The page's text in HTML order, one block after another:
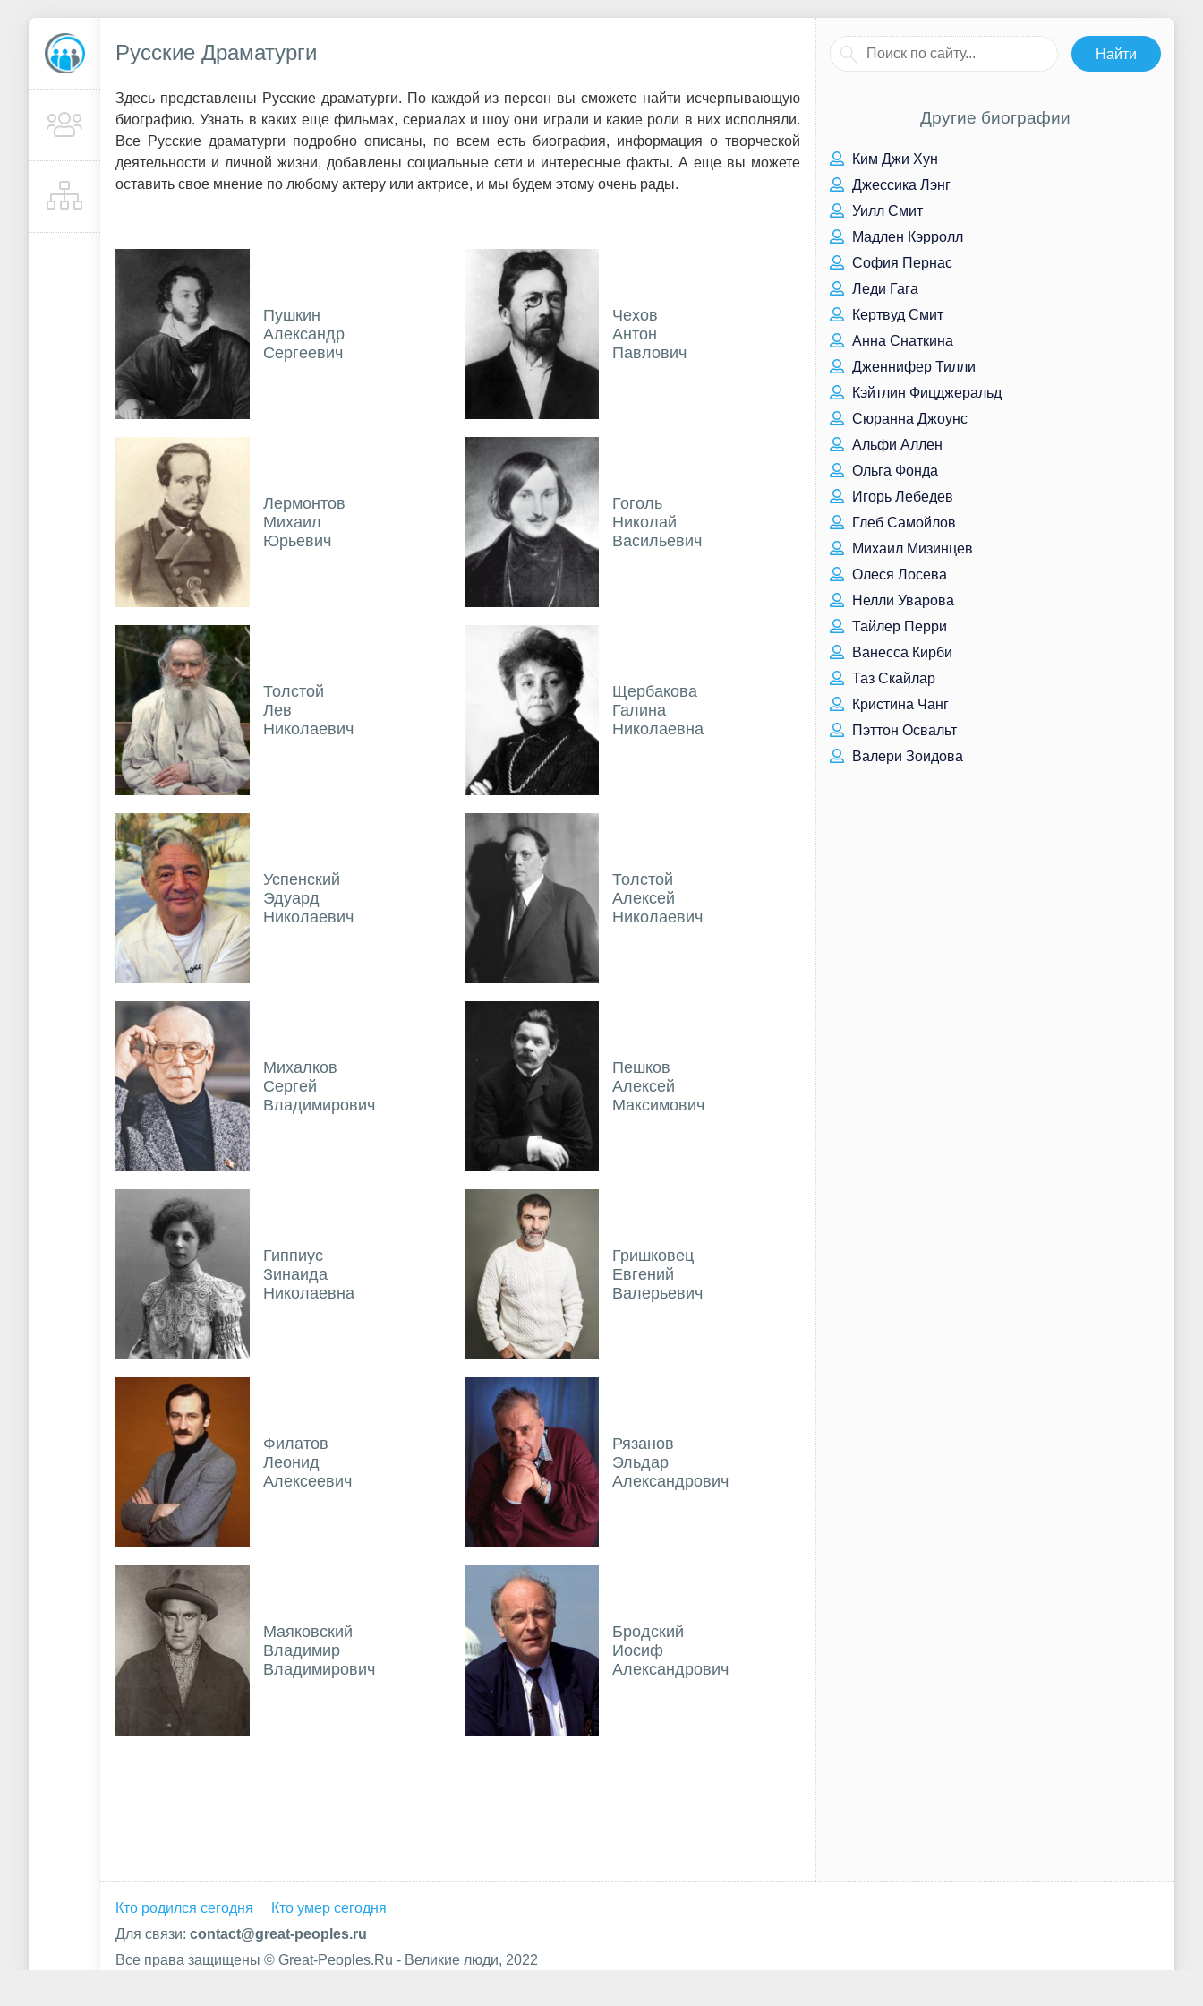
Русские Драматурги
Здесь представлены Русские драматурги. По каждой из персон вы сможете найти исчерпывающую
биографию. Узнать в каких еще фильмах, сериалах и шоу они играли и какие роли в них исполняли.
Все Русские драматурги подробно описаны, по всем есть биография, информация о творческой
деятельности и личной жизни, добавлены социальные сети и интересные факты. А еще вы можете
оставить свое мнение по любому актеру или актрисе, и мы будем этому очень рады.
Пушкин
Александр
Сергеевич
Чехов
Антон
Павлович
Лермонтов
Михаил
Юрьевич
Гоголь
Николай
Васильевич
Толстой
Лев
Николаевич
Щербакова
Галина
Николаевна
Успенский
Эдуард
Николаевич
Толстой
Алексей
Николаевич
Михалков
Сергей
Владимирович
Пешков
Алексей
Максимович
Гиппиус
Зинаида
Николаевна
Гришковец
Евгений
Валерьевич
Филатов
Леонид
Алексеевич
Рязанов
Эльдар
Александрович
Маяковский
Владимир
Владимирович
Бродский
Иосиф
Александрович
Другие биографии
Ким Джи Хун
Джессика Лэнг
Уилл Смит
Мадлен Кэрролл
София Пернас
Леди Гага
Кертвуд Смит
Анна Снаткина
Дженнифер Тилли
Кэйтлин Фицджеральд
Сюранна Джоунс
Альфи Аллен
Ольга Фонда
Игорь Лебедев
Глеб Самойлов
Михаил Мизинцев
Олеся Лосева
Нелли Уварова
Тайлер Перри
Ванесса Кирби
Таз Скайлар
Кристина Чанг
Пэттон Освальт
Валери Зоидова
Кто родился сегодня
Кто умер сегодня
Для связи: contact@great-peoples.ru
Все права защищены © Great-Peoples.Ru - Великие люди, 2022